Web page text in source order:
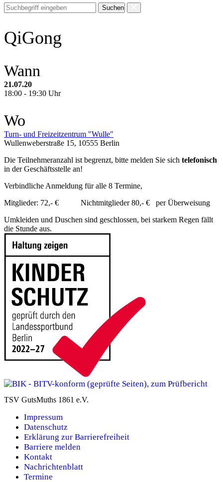
Suchen
QiGong
Wann
21.07.20
18:00 - 19:30 Uhr
Wo
Turn- und Freizeitzentrum "Wulle"
Wullenweberstraße 15, 10555 Berlin
Die Teilnehmeranzahl ist begrenzt, bitte melden Sie sich telefonisch
in der Geschäftsstelle an!
Verbindliche Anmeldung für alle 8 Termine,
Mitglieder: 72,- € Nichtmitglieder 80,- € per Überweisung
Umkleiden und Duschen sind geschlossen, bei starkem Regen fällt
die Stunde aus.
TSV GutsMuths 1861 e.V.
Impressum
Datenschutz
Erklärung zur Barrierefreiheit
Barriere melden
Kontakt
Nachrichtenblatt
Termine